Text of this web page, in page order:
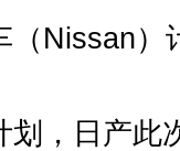
（Nissan）
划，日产此